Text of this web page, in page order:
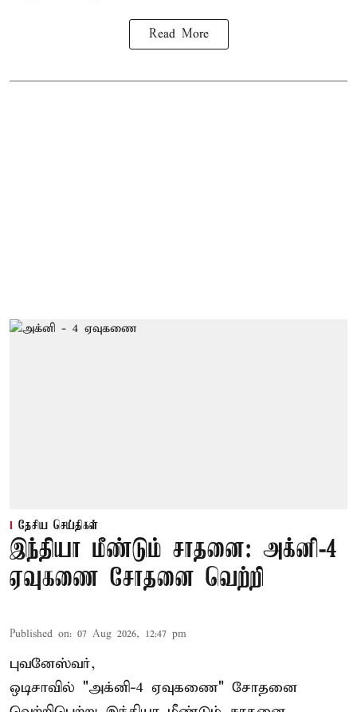
Read More
தேசிய செய்திகள்
இந்தியா மீண்டும் சாதனை: அக்னி-4
ஏவுகணை சோதனை வெற்றி
Published on: 07 Aug 2026, 12:47 pm
புவனேஸ்வர்,
ஒடிசாவில் "அக்னி-4 ஏவுகணை" சோதனை